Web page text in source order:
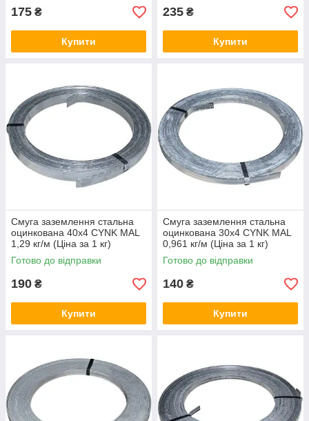
175 ₴
Купити
235 ₴
Купити
Смуга заземлення стальна
оцинкована 40х4 CYNK MAL
1,29 кг/м (Ціна за 1 кг)
Готово до відправки
190 ₴
Купити
Смуга заземлення стальна
оцинкована 30х4 CYNK MAL
0,961 кг/м (Ціна за 1 кг)
Готово до відправки
140 ₴
Купити